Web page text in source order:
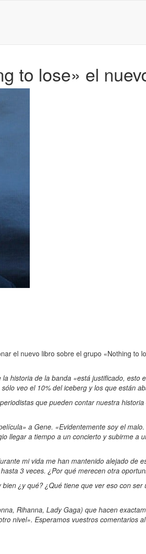
to lose» el
el nuevo libro sobre el grupo «Nothing
historia de la banda «está justificado,
veo el 10% del iceberg y los que están
que pueden contar nuestra
a Gene. «Evidentemente soy el
llegar a tiempo a un concierto y subirme
mi vida me han mantenido alejado de
3 veces. ¿Por qué merecen otra
¿y qué? ¿Qué tiene que ver eso con
Rihanna, Lady Gaga) que hacen
nivel». Esperamos vuestros comentarios